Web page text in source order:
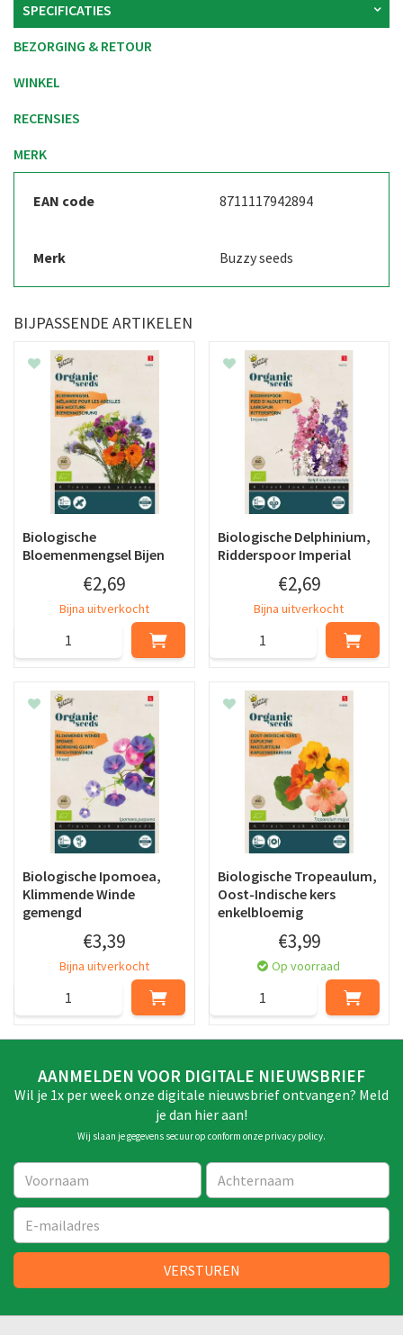
SPECIFICATIES
BEZORGING & RETOUR
WINKEL
RECENSIES
MERK
EAN code 8711117942894
Merk Buzzy seeds
BIJPASSENDE ARTIKELEN
Biologische
Bloemenmengsel Bijen
€2,69
Bijna uitverkocht
Biologische Delphinium,
Ridderspoor Imperial
€2,69
Bijna uitverkocht
Biologische Ipomoea,
Klimmende Winde
gemengd
€3,39
Bijna uitverkocht
Biologische Tropeaulum,
Oost-Indische kers
enkelbloemig
€3,99
Op voorraad
AANMELDEN VOOR DIGITALE NIEUWSBRIEF
Wil je 1x per week onze digitale nieuwsbrief ontvangen? Meld
je dan hier aan!
Wij slaan je gegevens secuur op conform onze privacy policy.